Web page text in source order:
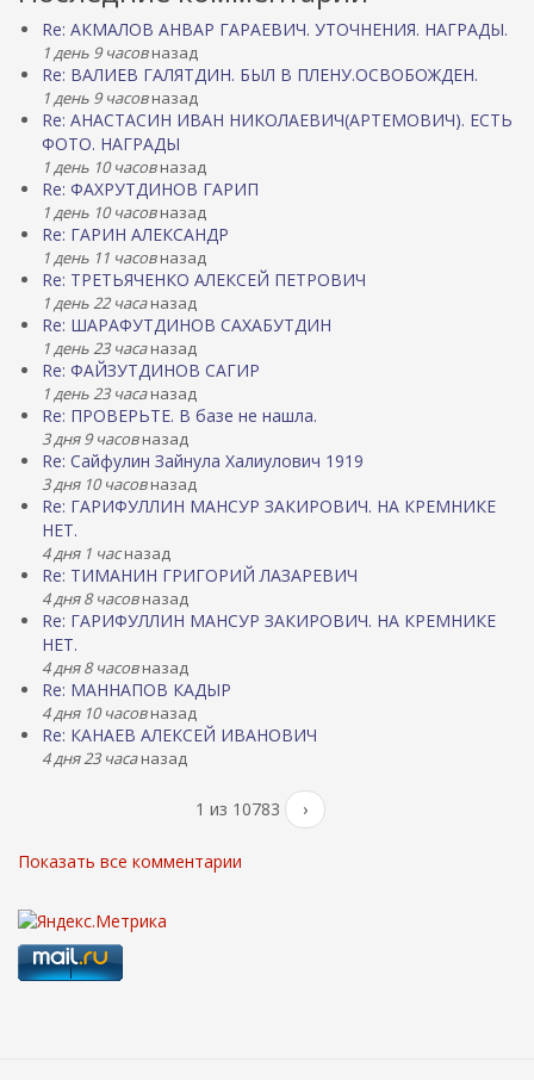
Re: АКМАЛОВ АНВАР ГАРАЕВИЧ. УТОЧНЕНИЯ. НАГРАДЫ.
1 день 9 часовназад
Re: ВАЛИЕВ ГАЛЯТДИН. БЫЛ В ПЛЕНУ.ОСВОБОЖДЕН.
1 день 9 часовназад
Re: АНАСТАСИН ИВАН НИКОЛАЕВИЧ(АРТЕМОВИЧ). ЕСТЬ
ФОТО. НАГРАДЫ
1 день 10 часовназад
Re: ФАХРУТДИНОВ ГАРИП
1 день 10 часовназад
Re: ГАРИН АЛЕКСАНДР
1 день 11 часовназад
Re: ТРЕТЬЯЧЕНКО АЛЕКСЕЙ ПЕТРОВИЧ
1 день 22 часаназад
Re: ШАРАФУТДИНОВ САХАБУТДИН
1 день 23 часаназад
Re: ФАЙЗУТДИНОВ САГИР
1 день 23 часаназад
Re: ПРОВЕРЬТЕ. В базе не нашла.
3 дня 9 часовназад
Re: Сайфулин Зайнула Халиулович 1919
3 дня 10 часовназад
Re: ГАРИФУЛЛИН МАНСУР ЗАКИРОВИЧ. НА КРЕМНИКЕ
НЕТ.
4 дня 1 часназад
Re: ТИМАНИН ГРИГОРИЙ ЛАЗАРЕВИЧ
4 дня 8 часовназад
Re: ГАРИФУЛЛИН МАНСУР ЗАКИРОВИЧ. НА КРЕМНИКЕ
НЕТ.
4 дня 8 часовназад
Re: МАННАПОВ КАДЫР
4 дня 10 часовназад
Re: КАНАЕВ АЛЕКСЕЙ ИВАНОВИЧ
4 дня 23 часаназад
1 из 10783 ›
Показать все комментарии